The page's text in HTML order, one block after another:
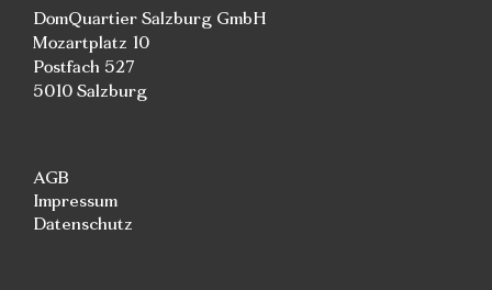
DomQuartier Salzburg GmbH
Mozartplatz 10
Postfach 527
5010 Salzburg
AGB
Impressum
Datenschutz